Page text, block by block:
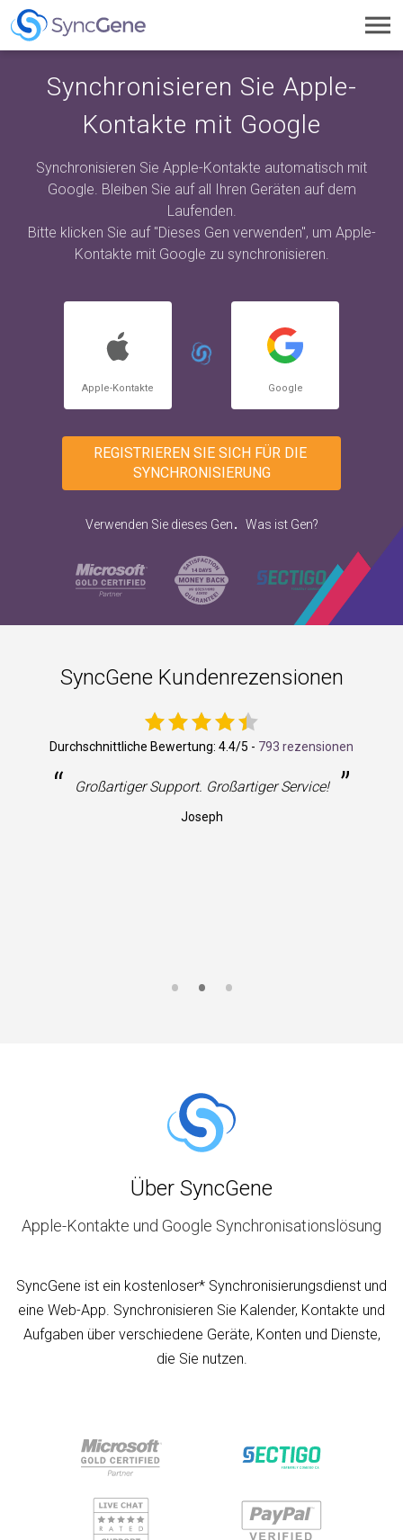
Synchronisieren Sie Apple-
Kontakte mit Google
Synchronisieren Sie Apple-Kontakte automatisch mit
Google. Bleiben Sie auf all Ihren Geräten auf dem
Laufenden.
Bitte klicken Sie auf "Dieses Gen verwenden", um Apple-
Kontakte mit Google zu synchronisieren.
Apple-Kontakte Google
REGISTRIEREN SIE SICH FÜR DIE
SYNCHRONISIERUNG
Verwenden Sie dieses Gen. Was ist Gen?
SyncGene Kundenrezensionen
Durchschnittliche Bewertung: 4.4/5 - 793 rezensionen
“ Großartiger Support. Großartiger Service! ”
Joseph
Über SyncGene
Apple-Kontakte und Google Synchronisationslösung
SyncGene ist ein kostenloser* Synchronisierungsdienst und
eine Web-App. Synchronisieren Sie Kalender, Kontakte und
Aufgaben über verschiedene Geräte, Konten und Dienste,
die Sie nutzen.